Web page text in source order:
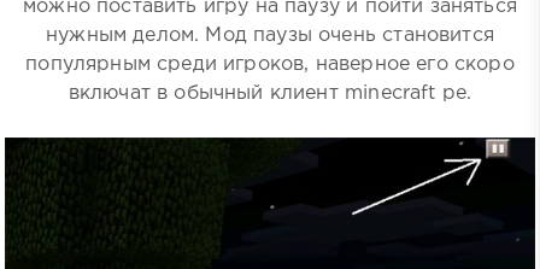
можно поставить игру на паузу и пойти заняться
нужным делом. Мод паузы очень становится
популярным среди игроков, наверное его скоро
включат в обычный клиент minecraft pe.